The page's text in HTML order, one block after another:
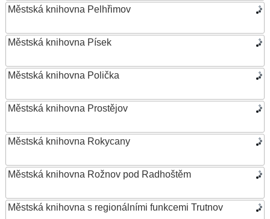
Městská knihovna Pelhřimov
Městská knihovna Písek
Městská knihovna Polička
Městská knihovna Prostějov
Městská knihovna Rokycany
Městská knihovna Rožnov pod Radhoštěm
Městská knihovna s regionálními funkcemi Trutnov